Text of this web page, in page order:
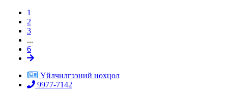
1
2
3
...
6
Үйлчилгээний нөхцөл
9977-7142